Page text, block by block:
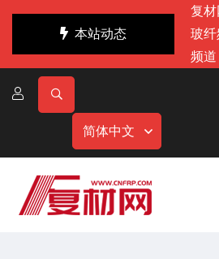
本站动态
复
玻
频道
简体中文